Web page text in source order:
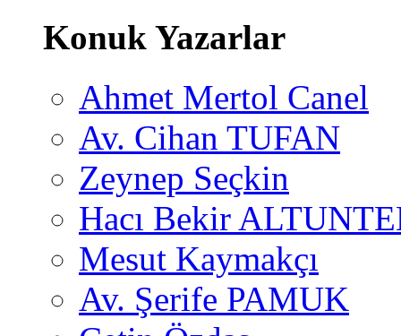
Konuk Yazarlar
Ahmet Mertol Canel
Av. Cihan TUFAN
Zeynep Seçkin
Hacı Bekir
Mesut Kaymakçı
Av. Şerife PAMUK